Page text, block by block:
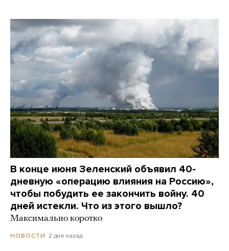
В конце июня Зеленский объявил 40-
дневную «операцию влияния на Россию»,
чтобы побудить ее закончить войну. 40
дней истекли. Что из этого вышло?
Максимально коротко
НОВОСТИ 2 дня назад